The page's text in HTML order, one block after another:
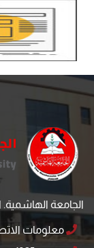
الجامعة الهاشمية.
معلومات